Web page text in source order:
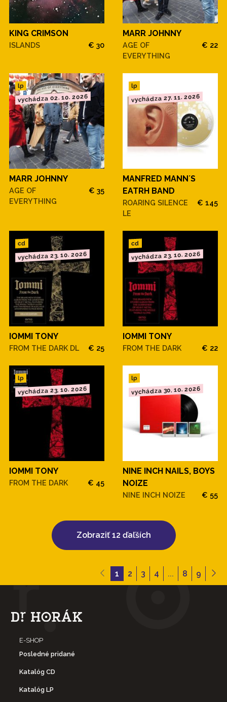
KING CRIMSON
ISLANDS € 30
MARR JOHNNY
AGE OF
EVERYTHING
€ 22
lp
vychádza 02. 10. 2026
MARR JOHNNY
AGE OF
EVERYTHING
€ 35
lp
vychádza 27. 11. 2026
MANFRED MANN´S
EATRH BAND
ROARING SILENCE
LE
€ 145
cd
vychádza 23. 10. 2026
IOMMI TONY
FROM THE DARK DL € 25
cd
vychádza 23. 10. 2026
IOMMI TONY
FROM THE DARK € 22
lp
vychádza 23. 10. 2026
IOMMI TONY
FROM THE DARK € 45
lp
vychádza 30. 10. 2026
NINE INCH NAILS, BOYS
NOIZE
NINE INCH NOIZE € 55
Zobraziť 12 ďaľších
1 2 3 4 ... 8 9
E-SHOP
Posledné pridané
Katalóg CD
Katalóg LP